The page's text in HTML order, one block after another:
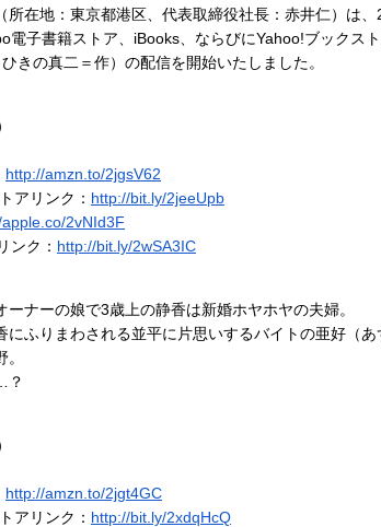
所在地：東京都港区、代表取締役社長：赤井仁）は、
電子書籍ストア、iBooks、ならびにYahoo!ブックス
きの真二＝作）の配信を開始いたしました。
http://amzn.to/2jgsV62
アリンク： http://bit.ly/2jeeUpb
2vNId3F
ンク： http://bit.ly/2wSA3IC
ーナーの娘で3歳上の静香は新婚ホヤホヤの夫婦。
にふりまわされる並平に片思いするバイトの亜好（
？
http://amzn.to/2jgt4GC
アリンク： http://bit.ly/2xdqHcQ